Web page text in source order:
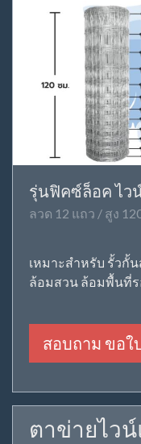
รุ่นฟิคซ์ล็อค ไว
ลวด 12 แถว / สูง
เหมาะสำหรับ รั้วกั้
ล้อมสวน ล้อมพื้นที่
สอบถาม ขอใ
ตาข่ายไว